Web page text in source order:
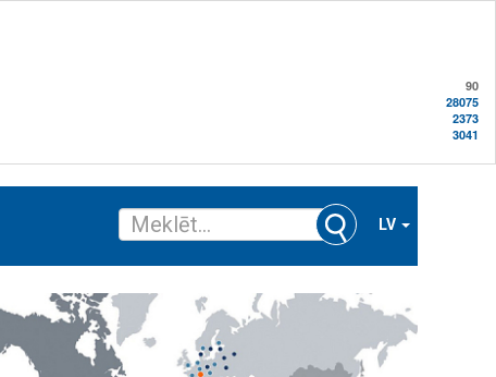
90
28075
2373
3041
LV